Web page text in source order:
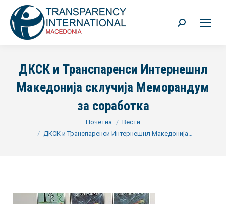
Search:
ДКСК и Транспаренси Интернешнл
Македонија склучија Меморандум
за соработка
Почетна
Вести
ДКСК и Транспаренси Интернешнл Македонија…